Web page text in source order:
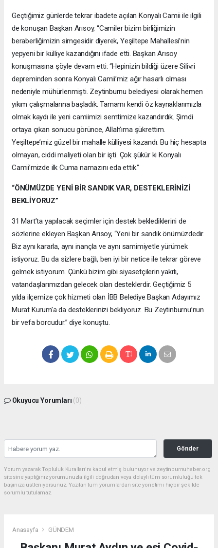
Geçtiğimiz günlerde tekrar ibadete açılan Konyalı Camii ile ilgili
de konuşan Başkan Arısoy, “Camiler bizim birliğimizin
beraberliğimizin simgesidir diyerek, Yeşiltepe Mahallesi’nin
yepyeni bir külliye kazandığını ifade etti. Başkan Arısoy
konuşmasına şöyle devam etti: “Hepinizin bildiği üzere Silivri
depreminden sonra Konyalı Camii’miz ağır hasarlı olması
nedeniyle mühürlenmişti. Zeytinburnu belediyesi olarak hemen
yıkım çalışmalarına başladık. Tamamı kendi öz kaynaklarımızla
olmak kaydı ile yeni camiimizi semtimize kazandırdık. Şimdi
ortaya çıkan sonucu görünce, Allah’ıma şükrettim.
Yeşiltepe’miz güzel bir mahalle külliyesi kazandı. Bu hiç hesapta
olmayan, ciddi maliyeti olan bir işti. Çok şükür ki Konyalı
Camii’mizde ilk Cuma namazını eda ettik.”
“ÖNÜMÜZDE YENİ BİR SANDIK VAR, DESTEKLERİNİZİ
BEKLİYORUZ”
31 Mart’ta yapılacak seçimler için destek beklediklerini de
sözlerine ekleyen Başkan Arısoy, “Yeni bir sandık önümüzdedir.
Biz aynı kararla, aynı inançla ve aynı samimiyetle yürümek
istiyoruz. Bu da sizlere bağlı, ben iyi bir netice ile tekrar göreve
gelmek istiyorum. Çünkü bizim gibi siyasetçilerin yakıtı,
vatandaşlarımızdan gelecek olan desteklerdir. Geçtiğimiz 5
yılda ilçemize çok hizmeti olan İBB Belediye Başkan Adayımız
Murat Kurum’a da desteklerinizi bekliyoruz. Bu Zeytinburnu’nun
bir vefa borcudur.” diye konuştu.
Okuyucu Yorumları (0)
Gönder
Yorum yazarak Topluluk Kuralları’nı kabul etmiş bulunuyor ve zeytinburnuhaber.org
sitesine yaptığınız yorumunuzla ilgili doğrudan veya dolaylı tüm sorumluluğu tek
başınıza üstleniyorsunuz. Yazılan tüm yorumlardan site yönetimi hiçbir şekilde
sorumlu tutulamaz.
Anasayfa GÜNDEM